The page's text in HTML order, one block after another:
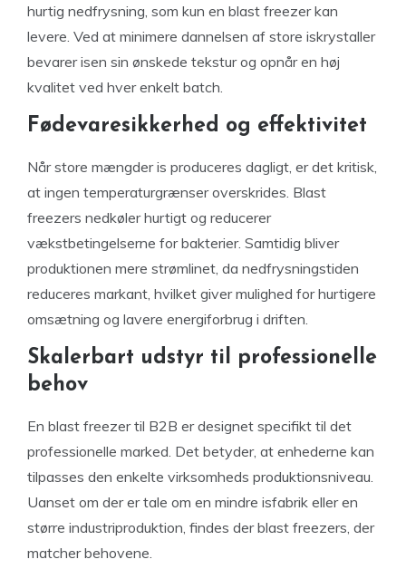
hurtig nedfrysning, som kun en blast freezer kan
levere. Ved at minimere dannelsen af store iskrystaller
bevarer isen sin ønskede tekstur og opnår en høj
kvalitet ved hver enkelt batch.
Fødevaresikkerhed og effektivitet
Når store mængder is produceres dagligt, er det kritisk,
at ingen temperaturgrænser overskrides. Blast
freezers nedkøler hurtigt og reducerer
vækstbetingelserne for bakterier. Samtidig bliver
produktionen mere strømlinet, da nedfrysningstiden
reduceres markant, hvilket giver mulighed for hurtigere
omsætning og lavere energiforbrug i driften.
Skalerbart udstyr til professionelle
behov
En blast freezer til B2B er designet specifikt til det
professionelle marked. Det betyder, at enhederne kan
tilpasses den enkelte virksomheds produktionsniveau.
Uanset om der er tale om en mindre isfabrik eller en
større industriproduktion, findes der blast freezers, der
matcher behovene.